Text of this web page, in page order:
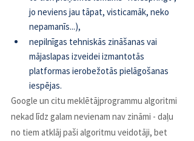
jo neviens jau tāpat, visticamāk, neko
nepamanīs...),
nepilnīgas tehniskās zināšanas vai
mājaslapas izveidei izmantotās
platformas ierobežotās pielāgošanas
iespējas.
Google un citu meklētājprogrammu algoritmi
nekad līdz galam nevienam nav zināmi - daļu
no tiem atklāj paši algoritmu veidotāji, bet